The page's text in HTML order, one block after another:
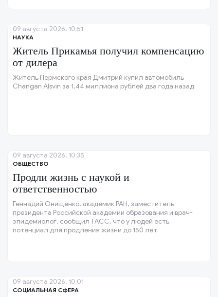
НАУКА
Житель Прикамья получил компенсацию
от дилера
Житель Пермского края Дмитрий купил автомобиль
Changan Alsvin за 1,44 миллиона рублей два года назад.
09 августа 2026, 10:51
ОБЩЕСТВО
Продли жизнь с наукой и
ответственностью
Геннадий Онищенко, академик РАН, заместитель
президента Российской академии образования и врач-
эпидемиолог, сообщил ТАСС, что у людей есть
потенциал для продления жизни до 150 лет.
09 августа 2026, 10:35
СОЦИАЛЬНАЯ СФЕРА
09 августа 2026, 10:01